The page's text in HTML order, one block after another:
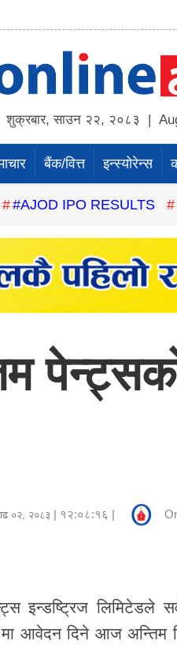
शुक्रबार,साउन २२, २०८३ |
बैंक/वित्त इन्स्योरेन्स
#AJOD IPO RESULTS
०२, २०८३ | १२:०८:१६ |
इन्डष्ट्रिज लिमिटेडले
आवेदन दिने आज अन्तिम